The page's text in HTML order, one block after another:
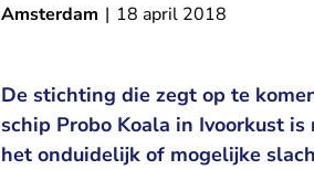
Amsterdam | 18 april 2018
De stichting die zegt op te
schip Probo Koala in Ivoorkust
het onduidelijk of mogelijke